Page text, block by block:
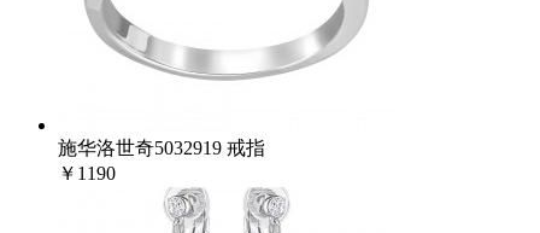
施华洛世奇5032919 戒指
￥1190